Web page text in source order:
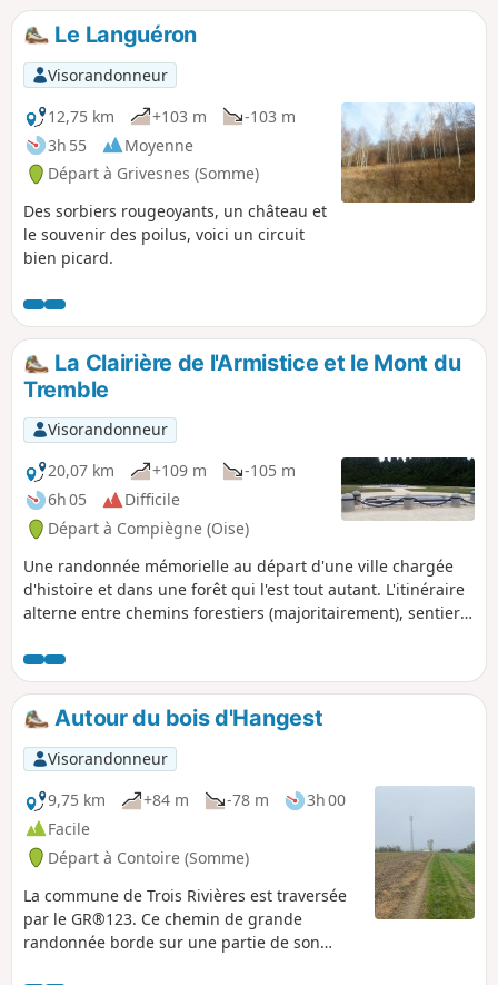
Le Languéron
Visorandonneur
12,75 km
+103 m
-103 m
3h 55
Moyenne
Départ à Grivesnes (Somme)
Des sorbiers rougeoyants, un château et
le souvenir des poilus, voici un circuit
bien picard.
La Clairière de l'Armistice et le Mont du
Tremble
Visorandonneur
20,07 km
+109 m
-105 m
6h 05
Difficile
Départ à Compiègne (Oise)
Une randonnée mémorielle au départ d'une ville chargée
d'histoire et dans une forêt qui l'est tout autant. L'itinéraire
alterne entre chemins forestiers (majoritairement), sentiers,
Tremble, cheminement le long de l'Aisne et tronçons
urbains riches en patrimoine.
Autour du bois d'Hangest
Visorandonneur
9,75 km
+84 m -78 m
3h 00
Facile
Départ à Contoire (Somme)
La commune de Trois Rivières est traversée
par le GR®123. Ce chemin de grande
randonnée borde sur une partie de son